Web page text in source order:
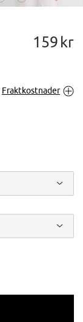
Trykk for å
159 kr
Fraktkostnader